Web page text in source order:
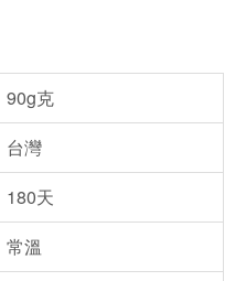
90g克
台灣
180天
常溫